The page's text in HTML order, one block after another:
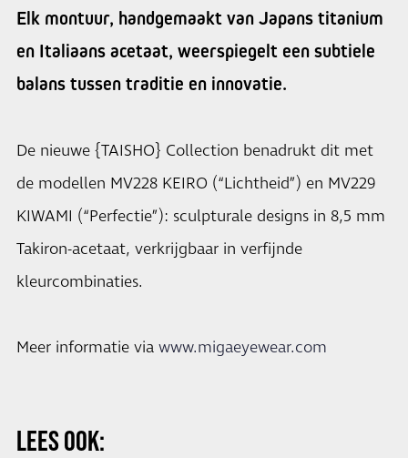
Elk montuur, handgemaakt van Japans titanium
en Italiaans acetaat, weerspiegelt een subtiele
balans tussen traditie en innovatie.
De nieuwe {TAISHO} Collection benadrukt dit met
de modellen MV228 KEIRO (“Lichtheid”) en MV229
KIWAMI (“Perfectie”): sculpturale designs in 8,5 mm
Takiron-acetaat, verkrijgbaar in verfijnde
kleurcombinaties.
Meer informatie via www.migaeyewear.com
LEES OOK: